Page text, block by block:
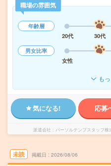
職場の雰囲気
年齢層
20代
30代
男女比率
女性
も
気になる! 応募
派遣会社 パーソルテンプスタッフ
未読 掲載日 2026/08/06